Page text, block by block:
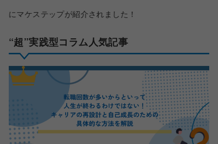
紹介されました！
“超”実践型コラム人気記事